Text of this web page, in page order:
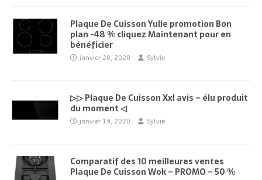
Plaque De Cuisson Yulie promotion Bon
plan -48 % cliquez Maintenant pour en
bénéficier
janvier 20, 2020 Sylvie
▷▷ Plaque De Cuisson Xxl avis – élu produit
du moment ◁
janvier 19, 2020 Sylvie
Comparatif des 10 meilleures ventes
Plaque De Cuisson Wok – PROMO – 50 %